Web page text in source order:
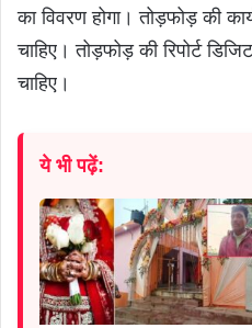
का विवरण होगा। तोड़फोड़ की
चाहिए। तोड़फोड़ की रिपोर्ट
चाहिए।
ये भी पढ़ें: